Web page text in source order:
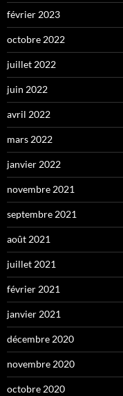
février 2023
octobre 2022
juillet 2022
juin 2022
avril 2022
mars 2022
janvier 2022
novembre 2021
septembre 2021
août 2021
juillet 2021
février 2021
janvier 2021
décembre 2020
novembre 2020
octobre 2020